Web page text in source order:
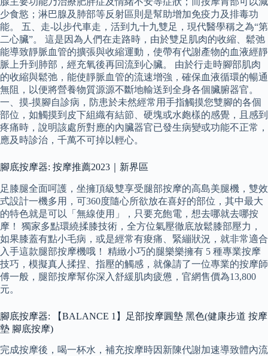
少食慾；淋巴腺及肺部等反射區則是幫助增加免疫力及排毒功
能。 五、走-以步代車走，活到九十九雙足，現代醫學稱之為“第
二心臟”。 這是因為人們在走路時，由於雙足肌肉的收縮、鬆弛
能導致靜脈血管的擴張與收縮運動，使帶有代謝產物的血液經靜
脈上升到肺部，經充氧後再回流到心臟。 由於行走時腳部肌肉
的收縮與鬆弛，能使靜脈血管的流速增強，確保血液循環的暢通
無阻，以便將營養物質源源不斷地輸送到全身各個臟腑器官。
一、摸-摸腳自診病，防患於未然經常用手指觸摸您雙腳的各個
部位，如觸摸到皮下組織有結節、硬塊或水皰樣的感覺，且感到
疼痛時，說明該處所對應的內臟器官已發生病變或功能不正常，
應及時診治，千萬不可掉以輕心。
腳底按摩器: 按摩推薦2023｜新界區
足膝腿全面呵護，坐擁頂級雙享受腿部按摩的高島美腿機，雙效
式設計一機多用，可360度隨心所欲放在喜好的部位，其中最大
的特色就是可以「無線使用」，只要充飽電，想去哪就去哪按
摩！ 獨家多點環繞揉膝技術，全方位氣壓徹底放鬆膝部壓力，
如果膝蓋有點小毛病，或是經常有痠痛、緊繃狀況，就非常適合
入手這款腿部按摩機哦！ 精緻小巧的腿樂樂擁有 5 種專業按摩
技巧，模擬真人揉捏、指壓的觸感，就像請了一位專業的按摩師
傅一般，腿部按摩幫你深入舒緩肌肉疲憊，官網售價為13,800
元。
腳底按摩器: 【BALANCE 1】足部按摩圓墊 黑色(健康步道 按摩
墊 腳底按摩)
完成按摩後，喝一杯水，補充按摩時因新陳代謝加速導致體內流